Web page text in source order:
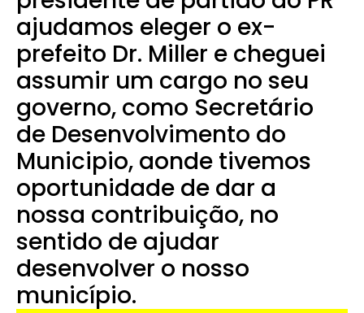
ajudamos eleger o ex-
prefeito Dr. Miller e cheguei
assumir um cargo no seu
governo, como Secretário
de Desenvolvimento do
Municipio, aonde tivemos
oportunidade de dar a
nossa contribuição, no
sentido de ajudar
desenvolver o nosso
município.